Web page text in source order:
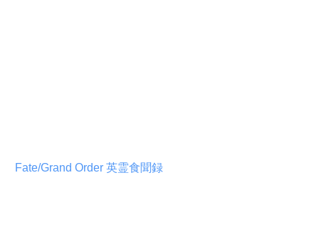
Fate/Grand Order 英霊食聞録